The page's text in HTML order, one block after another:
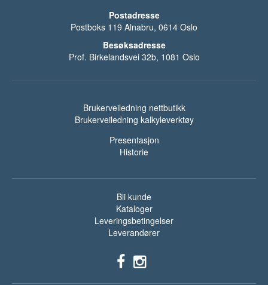
Postadresse
Postboks 119 Alnabru, 0614 Oslo
Besøksadresse
Prof. Birkelandsvei 32b, 1081 Oslo
Brukerveiledning nettbutikk
Brukerveiledning kalkyleverktøy
Presentasjon
Historie
Bli kunde
Kataloger
Leveringsbetingelser
Leverandører